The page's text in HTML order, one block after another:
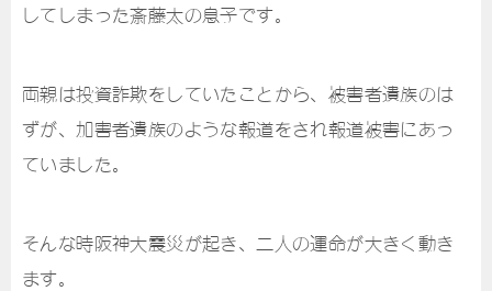
してしまった斎藤太の息子です。
両親は投資詐欺をしていたことから、被害者遺族のは
ずが、加害者遺族のような報道をされ報道被害にあっ
ていました。
そんな時阪神大震災が起き、二人の運命が大きく動き
ます。